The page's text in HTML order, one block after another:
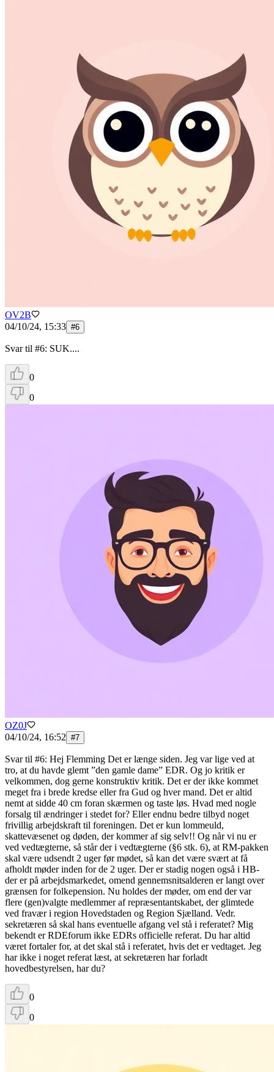
OV2B
04/10/24, 15:33 #6
Svar til #6: SUK....
0
0
OZ0J
04/10/24, 16:52 #7
Svar til #6: Hej Flemming Det er længe siden. Jeg var lige ved at
tro, at du havde glemt ”den gamle dame” EDR. Og jo kritik er
velkommen, dog gerne konstruktiv kritik. Det er der ikke kommet
meget fra i brede kredse eller fra Gud og hver mand. Det er altid
nemt at sidde 40 cm foran skærmen og taste løs. Hvad med nogle
forsalg til ændringer i stedet for? Eller endnu bedre tilbyd noget
frivillig arbejdskraft til foreningen. Det er kun lommeuld,
skattevæsenet og døden, der kommer af sig selv!! Og når vi nu er
ved vedtægterne, så står der i vedtægterne (§6 stk. 6), at RM-pakken
skal være udsendt 2 uger før mødet, så kan det være svært at få
afholdt møder inden for de 2 uger. Der er stadig nogen også i HB-
der er på arbejdsmarkedet, omend gennemsnitsalderen er langt over
grænsen for folkepension. Nu holdes der møder, om end der var
flere (gen)valgte medlemmer af repræsentantskabet, der glimtede
ved fravær i region Hovedstaden og Region Sjælland. Vedr.
sekretæren så skal hans eventuelle afgang vel stå i referatet? Mig
bekendt er RDEforum ikke EDRs officielle referat. Du har altid
været fortaler for, at det skal stå i referatet, hvis det er vedtaget. Jeg
har ikke i noget referat læst, at sekretæren har forladt
hovedbestyrelsen, har du?
0
0